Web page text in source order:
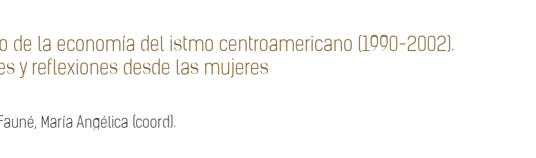
de la economía del istmo centroamericano (1990-2002).
y reflexiones desde las mujeres
María Angélica (coord).